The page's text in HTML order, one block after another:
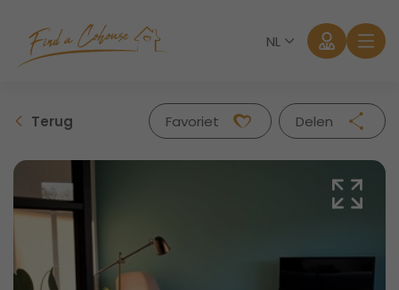
NL
Aanmelden
Terug Favoriet
Delen
Facebook
Twitter
Whatsapp